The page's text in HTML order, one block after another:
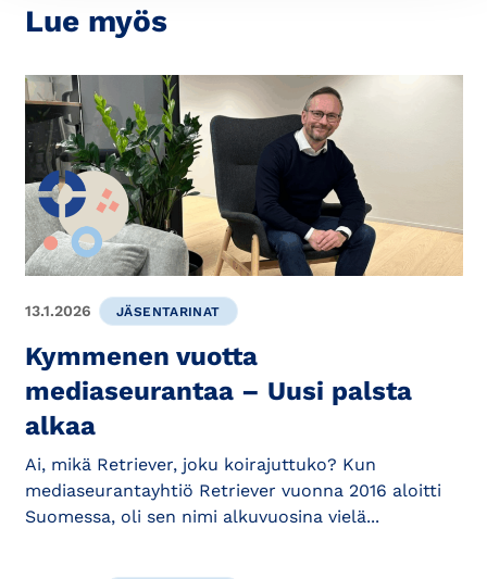
Lue myös
13.1.2026 JÄSENTARINAT
Kymmenen vuotta
mediaseurantaa – Uusi palsta
alkaa
Ai, mikä Retriever, joku koirajuttuko? Kun
mediaseurantayhtiö Retriever vuonna 2016 aloitti
Suomessa, oli sen nimi alkuvuosina vielä...